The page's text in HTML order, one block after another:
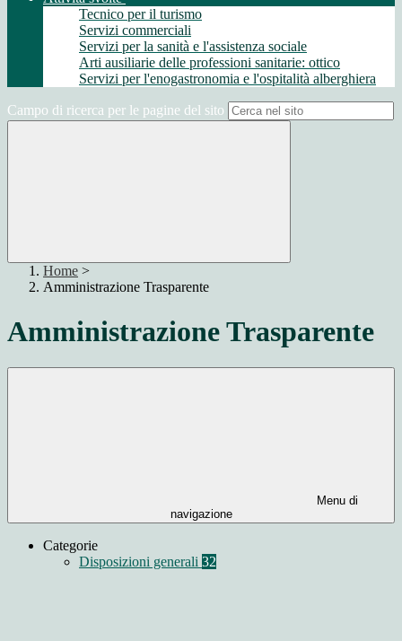
Tecnico per il turismo
Servizi commerciali
Servizi per la sanità e l'assistenza sociale
Arti ausiliarie delle professioni sanitarie: ottico
Servizi per l'enogastronomia e l'ospitalità alberghiera
Campo di ricerca per le pagine del sito
Home >
Amministrazione Trasparente
Amministrazione Trasparente
Menu di
navigazione
Categorie
Disposizioni generali 32